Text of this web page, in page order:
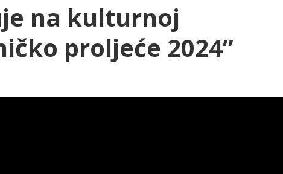
na kulturnoj
proljeće 2024”